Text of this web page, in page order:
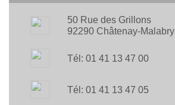
50 Rue des Grillons
92290 Châtenay-Malabry
Tél: 01 41 13 47 00
Tél: 01 41 13 47 05